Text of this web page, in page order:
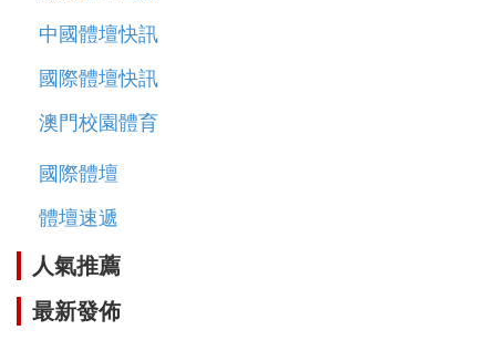
中國體壇快訊
國際體壇快訊
澳門校園體育
國際體壇
體壇速遞
人氣推薦
最新發佈